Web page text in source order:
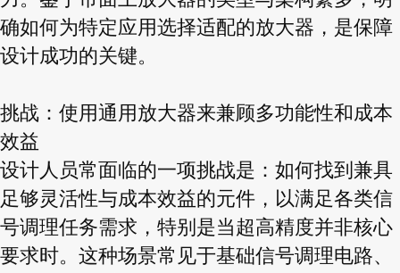
确如何为特定应用选择适配的放大器，是保障
设计成功的关键。
挑战：使用通用放大器来兼顾多功能性和成本
效益
设计人员常面临的一项挑战是：如何找到兼具
足够灵活性与成本效益的元件，以满足各类信
号调理任务需求，特别是当超高精度并非核心
要求时。这种场景常见于基础信号调理电路、